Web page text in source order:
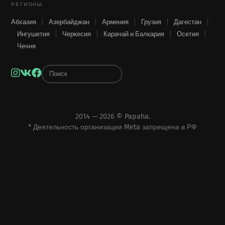
РЕГИОНЫ
Абхазия Азербайджан Армения Грузия
Дагестан
Ингушетия
Черкесия Карачай и Балкария
Осетия
Чечня
Instagram
VKFacebook
2014 — 2026 © Papaha.
* Деятельность организации Meta запрещена в РФ